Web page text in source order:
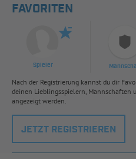
FAVORITEN
Spieler
Nach der Registrierung kannst du dir
deinen Lieblingsspielern, Mannschaften
angezeigt werden.
JETZT REGISTRIEREN